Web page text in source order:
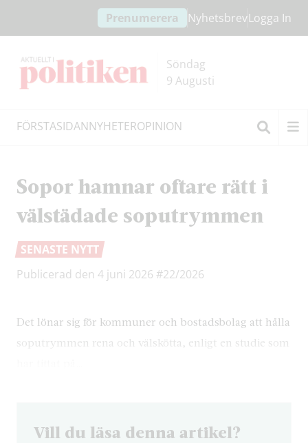
innehållet
headern
Prenumerera NyhetsbrevLogga In
Söndag
9 Augusti
FÖRSTASIDANNYHETEROPINION
Sopor hamnar oftare rätt i
välstädade soputrymmen
SENASTE NYTT
Publicerad den 4 juni 2026 #22/2026
Det lönar sig för kommuner och bostadsbolag att hålla
soputrymmen rena och välskötta, enligt en studie som
Vill du läsa denna artikel?